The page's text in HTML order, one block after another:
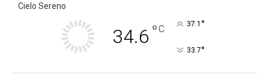
Cielo Sereno
34.6 °C 37.1 °
33.7°